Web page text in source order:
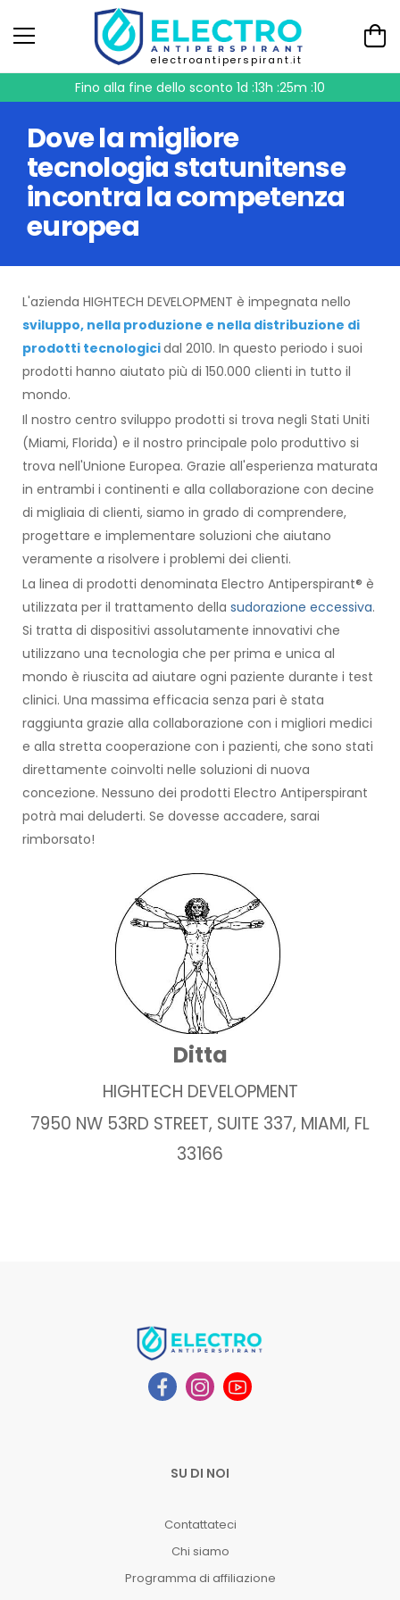
electroantiperspirant.it
Fino alla fine dello sconto 1d :13h :25m :10
Dove la migliore
tecnologia statunitense
incontra la competenza
europea
L'azienda HIGHTECH DEVELOPMENT è impegnata nello
sviluppo, nella produzione e nella distribuzione di
prodotti tecnologicidal 2010. In questo periodo i suoi
prodotti hanno aiutato più di 150.000 clienti in tutto il
mondo.
Il nostro centro sviluppo prodotti si trova negli Stati Uniti
(Miami, Florida) e il nostro principale polo produttivo si
trova nell'Unione Europea. Grazie all'esperienza maturata
in entrambi i continenti e alla collaborazione con decine
di migliaia di clienti, siamo in grado di comprendere,
progettare e implementare soluzioni che aiutano
veramente a risolvere i problemi dei clienti.
La linea di prodotti denominata Electro Antiperspirant® è
utilizzata per il trattamento della sudorazione eccessiva.
Si tratta di dispositivi assolutamente innovativi che
utilizzano una tecnologia che per prima e unica al
mondo è riuscita ad aiutare ogni paziente durante i test
clinici. Una massima efficacia senza pari è stata
raggiunta grazie alla collaborazione con i migliori medici
e alla stretta cooperazione con i pazienti, che sono stati
direttamente coinvolti nelle soluzioni di nuova
concezione. Nessuno dei prodotti Electro Antiperspirant
potrà mai deluderti. Se dovesse accadere, sarai
rimborsato!
Ditta
HIGHTECH DEVELOPMENT
7950 NW 53RD STREET, SUITE 337, MIAMI, FL
33166
SU DI NOI
Contattateci
Chi siamo
Programma di affiliazione